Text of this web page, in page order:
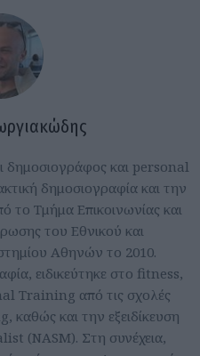
δημοσιογράφος και personal
δημοσιογραφία και την
το Τμήμα Επικοινωνίας και
του Εθνικού και
Αθηνών το 2010.
ειδικεύτηκε στο fitness,
Training από τις σχολές
και την εξειδίκευση
(NASM). Στη συνέχεια,